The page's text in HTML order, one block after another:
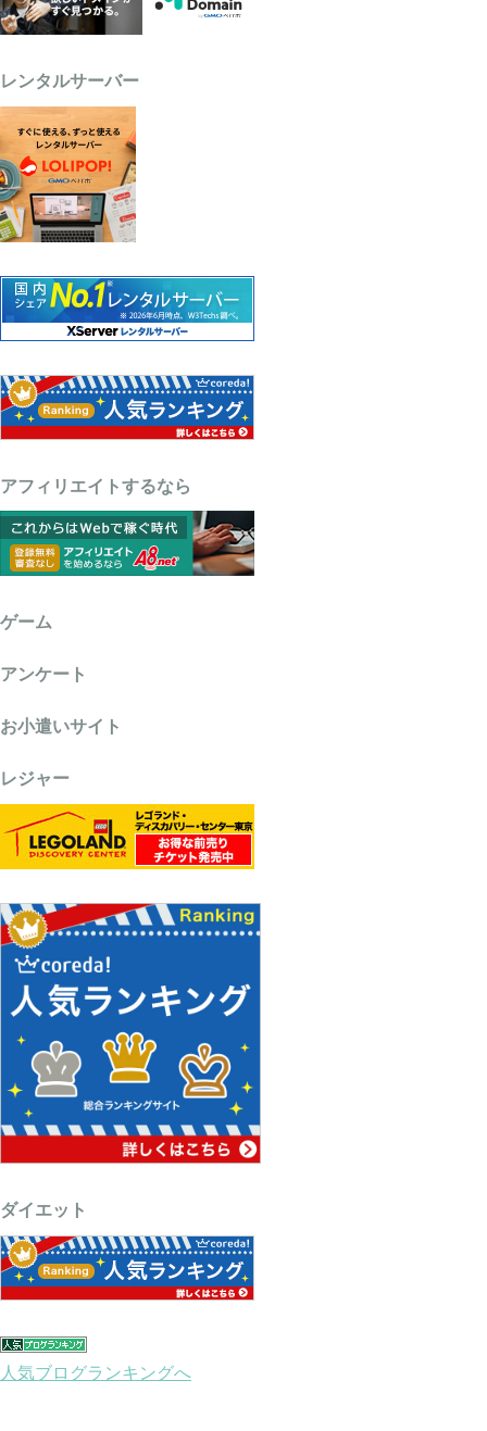
レンタルサーバー
アフィリエイトするなら
ゲーム
アンケート
お小遣いサイト
レジャー
ダイエット
人気ブログランキングへ